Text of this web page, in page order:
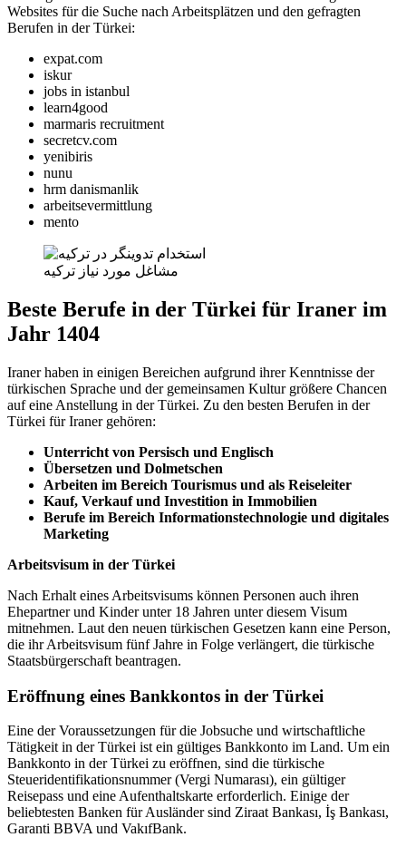
Websites für die Suche nach Arbeitsplätzen und den gefragten
Berufen in der Türkei:
expat.com
iskur
jobs in istanbul
learn4good
marmaris recruitment
secretcv.com
yenibiris
nunu
hrm danismanlik
arbeitsevermittlung
mento
مشاغل مورد نیاز ترکیه
Beste Berufe in der Türkei für Iraner im
Jahr 1404
Iraner haben in einigen Bereichen aufgrund ihrer Kenntnisse der
türkischen Sprache und der gemeinsamen Kultur größere Chancen
auf eine Anstellung in der Türkei. Zu den besten Berufen in der
Türkei für Iraner gehören:
Unterricht von Persisch und Englisch
Übersetzen und Dolmetschen
Arbeiten im Bereich Tourismus und als Reiseleiter
Kauf, Verkauf und Investition in Immobilien
Berufe im Bereich Informationstechnologie und digitales
Marketing
Arbeitsvisum in der Türkei
Nach Erhalt eines Arbeitsvisums können Personen auch ihren
Ehepartner und Kinder unter 18 Jahren unter diesem Visum
mitnehmen. Laut den neuen türkischen Gesetzen kann eine Person,
die ihr Arbeitsvisum fünf Jahre in Folge verlängert, die türkische
Staatsbürgerschaft beantragen.
Eröffnung eines Bankkontos in der Türkei
Eine der Voraussetzungen für die Jobsuche und wirtschaftliche
Tätigkeit in der Türkei ist ein gültiges Bankkonto im Land. Um ein
Bankkonto in der Türkei zu eröffnen, sind die türkische
Steueridentifikationsnummer (Vergi Numarası), ein gültiger
Reisepass und eine Aufenthaltskarte erforderlich. Einige der
beliebtesten Banken für Ausländer sind Ziraat Bankası, İş Bankası,
Garanti BBVA und VakıfBank.